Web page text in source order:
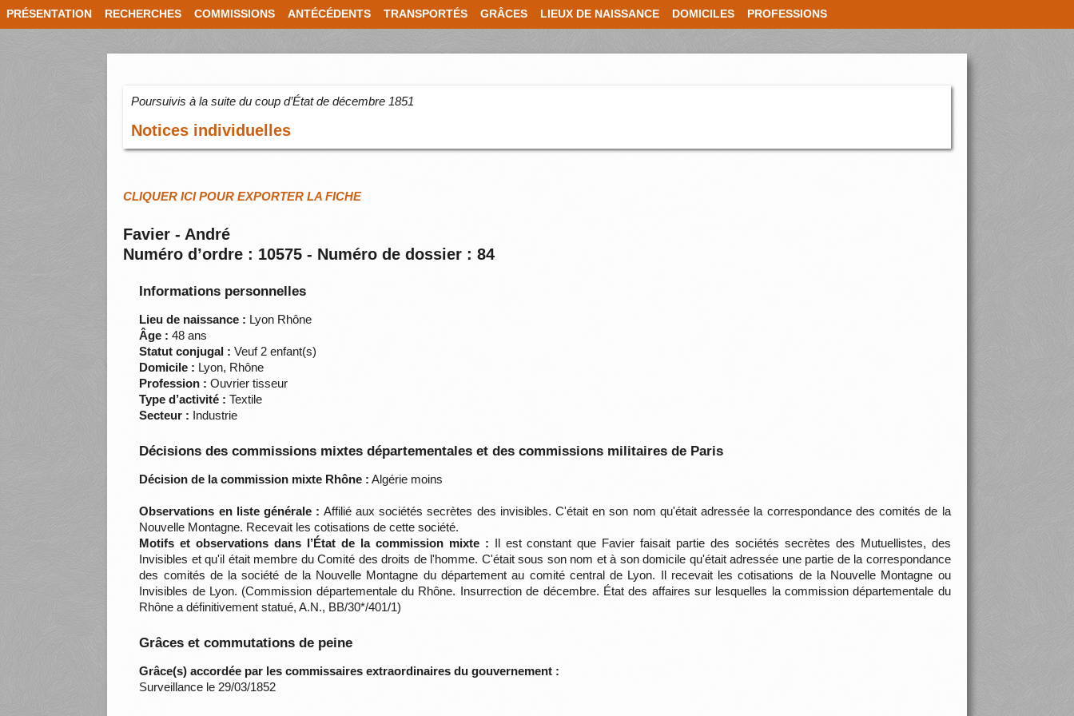
PRÉSENTATION RECHERCHES COMMISSIONS ANTÉCÉDENTS TRANSPORTÉS GRÂCES LIEUX DE NAISSANCE DOMICILES PROFESSIONS
Poursuivis à la suite du coup d’État de décembre 1851
Notices individuelles
CLIQUER ICI POUR EXPORTER LA FICHE
Favier - André
Numéro d’ordre : 10575 - Numéro de dossier : 84
Informations personnelles
Lieu de naissance : Lyon Rhône
Âge : 48 ans
Statut conjugal : Veuf 2 enfant(s)
Domicile : Lyon, Rhône
Profession : Ouvrier tisseur
Type d’activité : Textile
Secteur : Industrie
Décisions des commissions mixtes départementales et des commissions militaires de Paris
Décision de la commission mixte Rhône : Algérie moins
Observations en liste générale : Affilié aux sociétés secrètes des invisibles. C'était en son nom qu'était adressée la correspondance des comités de la
Nouvelle Montagne. Recevait les cotisations de cette société.
Motifs et observations dans l’État de la commission mixte : Il est constant que Favier faisait partie des sociétés secrètes des Mutuellistes, des
Invisibles et qu'il était membre du Comité des droits de l'homme. C'était sous son nom et à son domicile qu'était adressée une partie de la correspondance
des comités de la société de la Nouvelle Montagne du département au comité central de Lyon. Il recevait les cotisations de la Nouvelle Montagne ou
Invisibles de Lyon. (Commission départementale du Rhône. Insurrection de décembre. État des affaires sur lesquelles la commission départementale du
Rhône a définitivement statué, A.N., BB/30*/401/1)
Grâces et commutations de peine
Grâce(s) accordée par les commissaires extraordinaires du gouvernement :
Surveillance le 29/03/1852